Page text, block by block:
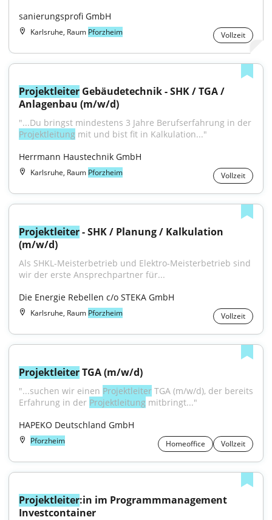
sanierungsprofi GmbH
Karlsruhe, Raum Pforzheim Vollzeit
Projektleiter Gebäudetechnik - SHK / TGA /
Anlagenbau (m/w/d)
Projektleitung mit und bist fit in Kalkulation..."
Herrmann Haustechnik GmbH
Karlsruhe, Raum Pforzheim Vollzeit
Projektleiter - SHK / Planung / Kalkulation
(m/w/d)
Als SHKL-Meisterbetrieb und Elektro-Meisterbetrieb sind
wir der erste Ansprechpartner für...
Die Energie Rebellen c/o STEKA GmbH
Karlsruhe, Raum Pforzheim Vollzeit
Projektleiter TGA (m/w/d)
"...suchen wir einen Projektleiter TGA (m/w/d), der bereits
Erfahrung in der Projektleitung mitbringt..."
HAPEKO Deutschland GmbH
Pforzheim Homeoffice Vollzeit
Projektleiter:in im Programmmanagement
Investcontainer